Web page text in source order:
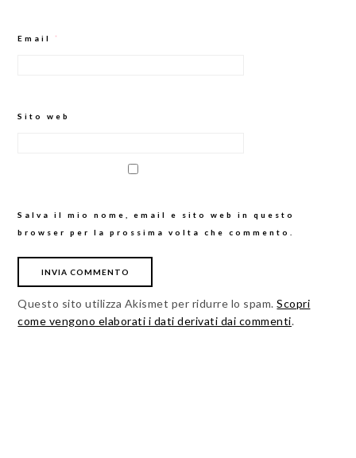
Email *
Sito web
Salva il mio nome, email e sito web in questo
browser per la prossima volta che commento.
Questo sito utilizza Akismet per ridurre lo spam.Scopri
come vengono elaborati i dati derivati dai commenti.